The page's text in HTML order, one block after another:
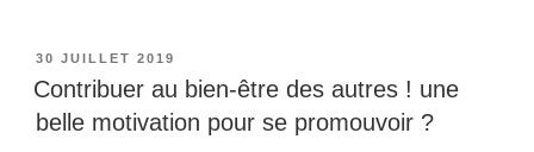
PUBLIÉ
LE
30 JUILLET 2019
Contribuer au bien-être des autres ! une
belle motivation pour se promouvoir ?